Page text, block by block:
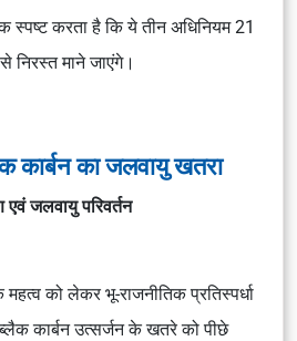
स्पष्ट करता है कि ये तीन अधिनियम 21
निरस्त माने जाएंगे।
कार्बन का जलवायु खतरा
जलवायु परिवर्तन
को लेकर भू-राजनीतिक प्रतिस्पर्धा
कार्बन उत्सर्जन के खतरे को पीछे